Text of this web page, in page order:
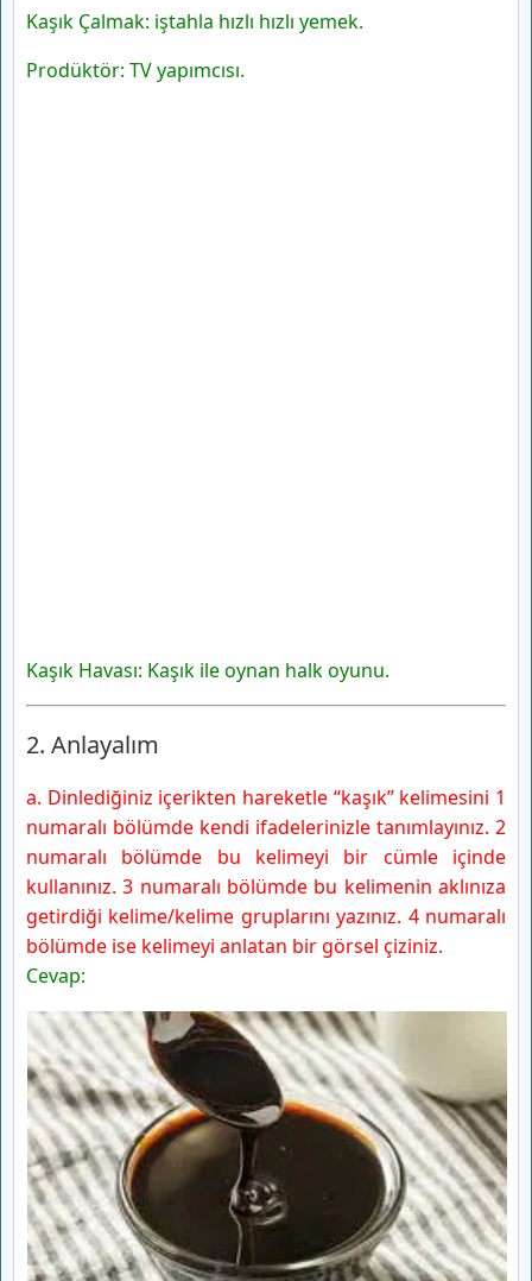
Kaşık Çalmak: iştahla hızlı hızlı yemek.
Prodüktör: TV yapımcısı.
Kaşık Havası: Kaşık ile oynan halk oyunu.
2. Anlayalım
a. Dinlediğiniz içerikten hareketle “kaşık” kelimesini 1
numaralı bölümde kendi ifadelerinizle tanımlayınız. 2
numaralı bölümde bu kelimeyi bir cümle içinde
kullanınız. 3 numaralı bölümde bu kelimenin aklınıza
getirdiği kelime/kelime gruplarını yazınız. 4 numaralı
bölümde ise kelimeyi anlatan bir görsel çiziniz.
Cevap: